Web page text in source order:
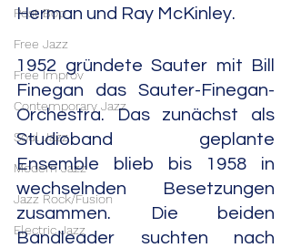
Post Bop
Free Jazz
Free Improv
Contemporary Jazz
Soul Jazz
Modern Jazz
Jazz Rock/Fusion
Electric Jazz
Herman und Ray McKinley.
1952 gründete Sauter mit Bill
Finegan das Sauter-Finegan-
Orchestra. Das zunächst als
Studioband geplante
Ensemble blieb bis 1958 in
wechselnden Besetzungen
zusammen. Die beiden
Bandleader suchten nach